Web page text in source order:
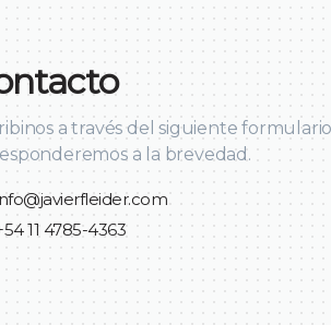
a través del siguiente
a la brevedad.
11 4785-4363